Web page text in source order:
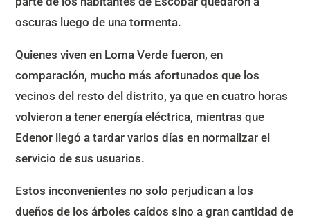
oscuras luego de una tormenta.
Quienes viven en Loma Verde fueron, en
comparación, mucho más afortunados que los
vecinos del resto del distrito, ya que en cuatro horas
volvieron a tener energía eléctrica, mientras que
Edenor llegó a tardar varios días en normalizar el
servicio de sus usuarios.
Estos inconvenientes no solo perjudican a los
dueños de los árboles caídos sino a gran cantidad de